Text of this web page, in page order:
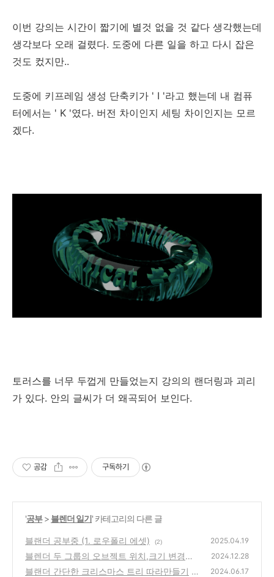
이번 강의는 시간이 짧기에 별것 없을 것 같다 생각했는데
생각보다 오래 걸렸다. 도중에 다른 일을 하고 다시 잡은
것도 컸지만..
도중에 키프레임 생성 단축키가 ' I '라고 했는데 내 컴퓨
터에서는 ' K '였다. 버전 차이인지 세팅 차이인지는 모르
겠다.
토러스를 너무 두껍게 만들었는지 강의의 랜더링과 괴리
가 있다. 안의 글씨가 더 왜곡되어 보인다.
공감 구독하기
'공부> 블렌더 일기' 카테고리의 다른 글
블랜더 공부중 (1. 로우폴리 에셋) (2) 2025.04.19
블렌더 두 그룹의 오브젝트 위치,크기 변경없
이 합치기(부모관계 해제, 설정)
(0)
2024.12.28
블랜더 간단한 크리스마스 트리 따라만들기 2024.06.17